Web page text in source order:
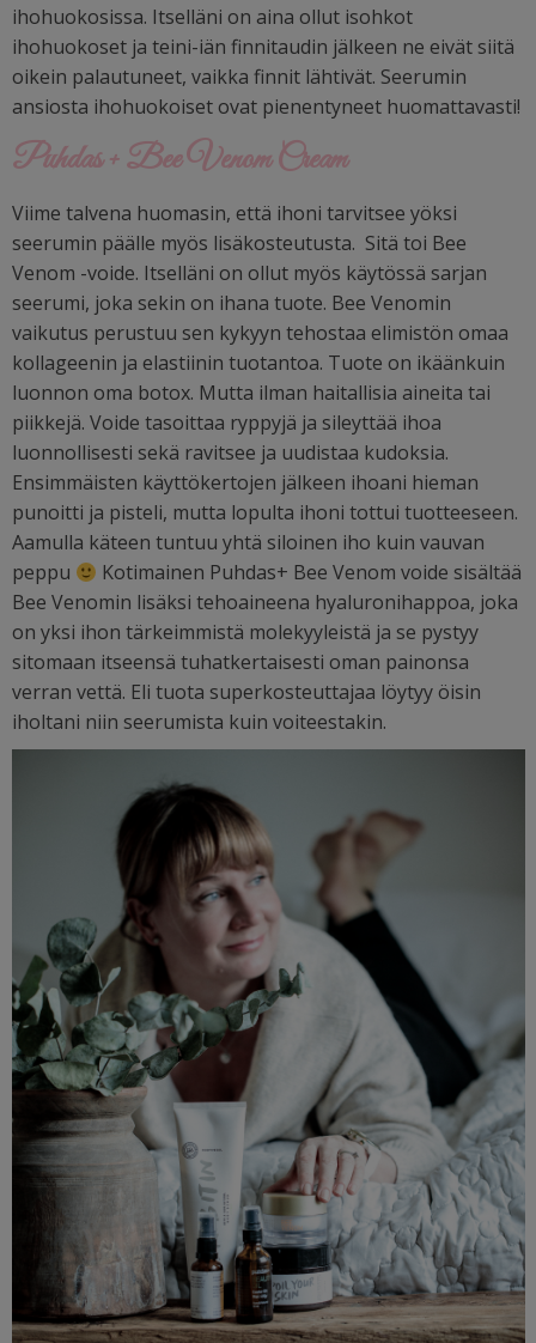
ihohuokosissa. Itselläni on aina ollut isohkot
ihohuokoset ja teini-iän finnitaudin jälkeen ne eivät siitä
oikein palautuneet, vaikka finnit lähtivät. Seerumin
ansiosta ihohuokoiset ovat pienentyneet huomattavasti!
Puhdas + Bee Venom Cream
Viime talvena huomasin, että ihoni tarvitsee yöksi
seerumin päälle myös lisäkosteutusta. Sitä toi Bee
Venom -voide. Itselläni on ollut myös käytössä sarjan
seerumi, joka sekin on ihana tuote. Bee Venomin
vaikutus perustuu sen kykyyn tehostaa elimistön omaa
kollageenin ja elastiinin tuotantoa. Tuote on ikäänkuin
luonnon oma botox. Mutta ilman haitallisia aineita tai
piikkejä. Voide tasoittaa ryppyjä ja sileyttää ihoa
luonnollisesti sekä ravitsee ja uudistaa kudoksia.
Ensimmäisten käyttökertojen jälkeen ihoani hieman
punoitti ja pisteli, mutta lopulta ihoni tottui tuotteeseen.
Aamulla käteen tuntuu yhtä siloinen iho kuin vauvan
peppu
Kotimainen Puhdas+ Bee Venom voide sisältää
Bee Venomin lisäksi tehoaineena hyaluronihappoa, joka
on yksi ihon tärkeimmistä molekyyleistä ja se pystyy
sitomaan itseensä tuhatkertaisesti oman painonsa
verran vettä. Eli tuota superkosteuttajaa löytyy öisin
iholtani niin seerumista kuin voiteestakin.